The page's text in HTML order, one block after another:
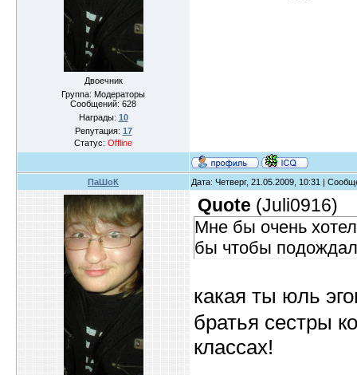
Двоечник
Группа: Модераторы
Сообщений: 628
Награды: 10
Репутация: 17
Статус: Offline
ПаШоК Дата: Четверг, 21.05.2009, 10:31 |
Quote (Juli0916)
Мне бы очень
бы чтобы
какая ты юль
братья сестры
классах!